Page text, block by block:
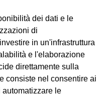
dei dati e le
di
in un'infrastruttura
e l'elaborazione
direttamente sulla
consiste nel consentire ai
le